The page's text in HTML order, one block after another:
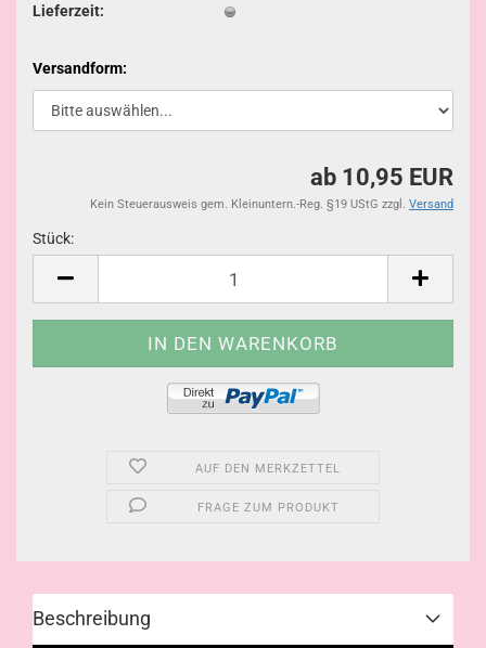
Lieferzeit:
Versandform:
ab 10,95 EUR
Kein Steuerausweis gem. Kleinuntern.-Reg. §19 UStG zzgl. Versand
Stück:
AUF DEN MERKZETTEL
FRAGE ZUM PRODUKT
Beschreibung